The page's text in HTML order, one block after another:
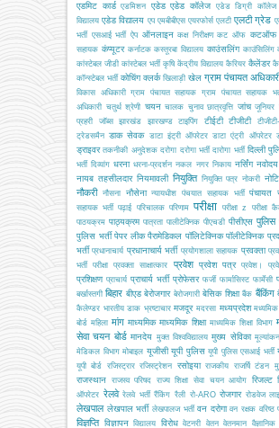
एडमिट कार्ड एडमिशन एडेड एडेड कॉलेज एडेड डिग्री कॉलेज
विद्यालय एडेड विद्यालय एप एमबीबीएस एयरफोर्स एलटी एलटी ग्रेड
भर्ती एसआई भर्ती ऐप ऑनलाइन कक्ष निरीक्षण कट ऑफ कटऑफ
सहायक कंप्यूटर कर्नाटक कस्तूरबा विद्यालय काउंसलिंग काउंसिलिंग
कांस्टेबल जीडी कांस्टेबल भर्ती कृषि केंद्रीय विद्यालय कैरियर कैलेंडर
कॉन्स्टेबल भर्ती कोचिंग क्लर्क खिलाड़ी खेल ग्राम पंचायत
विकास अधिकारी ग्राम पंचायत सहायक ग्राम पंचायत सहायक
अधिकारी चतुर्थ श्रेणी चयन चालक चुनाव छात्रवृत्ति जांच जूनियर
प्रहरी
जॉब्स झारखंड झारखण्ड टाइपिंग टीईटी टीजीटी
ट्रेडसमैन डाक सेवक डाटा इंट्री ऑपरेटर डाटा एंट्री ऑपरेटर
ड्राइवर तकनीकी अनुदेशक दरोगा दरोगा भर्ती दारोगा भर्ती दिल्ली
भर्ती दिव्यांग धरना धरना-प्रदर्शन नकल नगर निकाय नर्सिंग नवोदय
नायब तहसीलदार नियमावली नियुक्ति नियुक्ति पत्र नोकरी
नौकरी नौसना नौसेना न्यायधीश पंचयात सहायक भर्ती पंचायत
सहायक भर्ती पढ़ाई परिचालक परिणाम परीक्षा परीक्षा z परीक्षा
पाठयक्रम पाठ्यक्रम पात्रता पालीटेक्निक पीएचडी पीसीएस पुलिस
पुलिस भर्ती पेपर लीक पैरामेडिकल पॉलिटेक्निक पॉलीटेक्निक
भर्ती प्रधानाचार्य प्रधानाचार्य भर्ती प्रयोगशाला सहायक प्रवक्ता
भर्ती परीक्षा
प्रवक्ता साक्षात्कार प्रवेश प्रवेश पत्र प्रवेश।
प्रशिक्षण प्राचार्य प्राचार्य भर्ती प्रोफेसर फर्जी फार्मासिस्ट फार्मेसी
बर्खास्तगी बिहार बीएड बेरोजगार बेरोजगारी बेसिक शिक्षा बैंक बैंकिंग
कैलेण्डर भारतीय डाक भ्रष्टाचार मजदूर मदरसा मध्यप्रदेश
बोर्ड महिला मांग माध्यमिक माध्यमिक शिक्षा माध्यमिक शिक्षा विभाग
सेवा चयन बोर्ड मानदेय मुक्त विश्वविद्यालय मुख्य सेविका मूल्यांकन
मेडिकल विभाग मोबाइल यूजीसी यूपी पुलिस यूपी पुलिस एसआई भर्ती
यूपी बोर्ड रजिस्ट्रार रजिस्ट्रेशन रसोइया राजकीय राजर्षि टंडन
राजस्थान राजस्व परिषद राज्य शिक्षा सेवा चयन आयोग रिजल्ट
ऑपरेटर रेलवे रेलवे भर्ती रैंकिंग रैली रो-ARO रोजगार रोडवेज
लेखपाल लेखपाल भर्ती लेखपालज भर्ती वन दरोगा वन रक्षक वरिष्ठ
विज्ञप्ति विज्ञापन विद्यालय विरोध वेटनरी वेतन वेतनमान वैज्ञानिक